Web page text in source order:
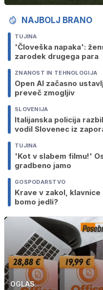
NAJBOLJ BRANO
TUJINA
'Človeška napaka':
zarodek drugega para
ZNANOST IN TEHNOLOGIJA
Open AI začasno
preveč zmogljiv
SLOVENIJA
Italijanska policija
vodil Slovenec iz
TUJINA
'Kot v slabem filmu!'
gradbeno jamo
GOSPODARSTVO
Krave v zakol,
bomo jedli?
OGLAS